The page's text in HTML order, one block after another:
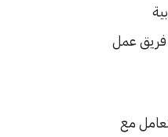
فريق عمل
مع